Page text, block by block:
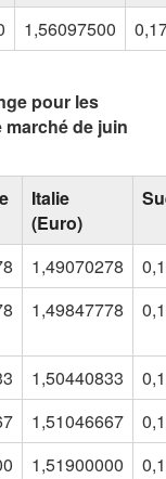
1,56097500
pour les
de juin
Italie
(Euro)
1,49070278
1,49847778
1,50440833
1,51046667
1,51900000